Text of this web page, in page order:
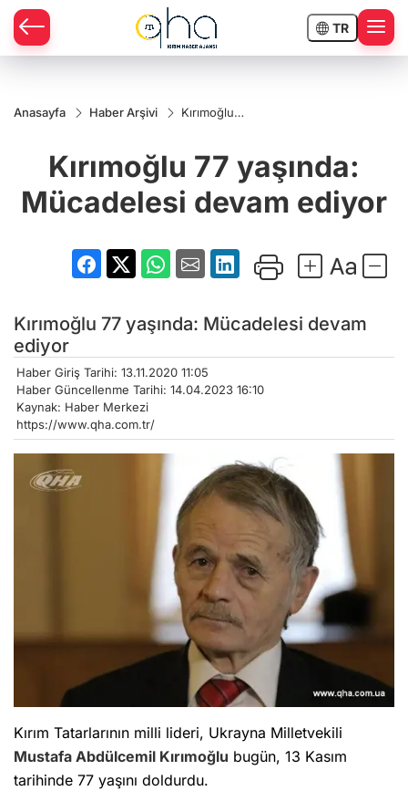
TR
Anasayfa Haber Arşivi
Kırımoğlu
devam
ediyor
Kırımoğlu 77 yaşında:
Mücadelesi devam ediyor
Kırımoğlu 77 yaşında: Mücadelesi devam
ediyor
Haber Giriş Tarihi: 13.11.2020 11:05
Haber Güncellenme Tarihi: 14.04.2023 16:10
Kaynak: Haber Merkezi
https://www.qha.com.tr/
Kırım Tatarlarının milli lideri, Ukrayna Milletvekili
Mustafa Abdülcemil Kırımoğlu bugün, 13 Kasım
tarihinde 77 yaşını doldurdu.